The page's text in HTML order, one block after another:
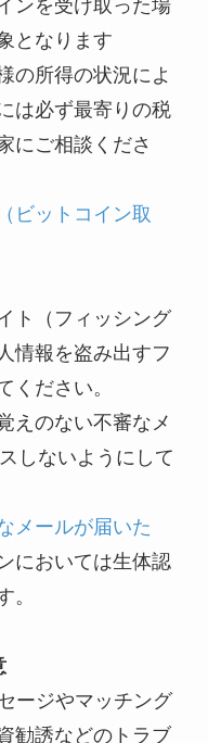
ンを受け取った場
となります
の所得の状況によ
は必ず最寄りの税
にご相談くださ
ビットコイン取
ト（フィッシング
情報を盗み出すフ
ください。
えのない不審なメ
しないようにして
メールが届いた
においては生体認
。
ージやマッチング
勧誘などのトラブ